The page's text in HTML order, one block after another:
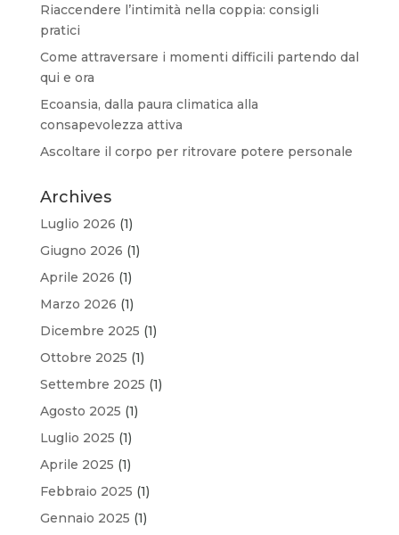
Riaccendere l’intimità nella coppia: consigli
pratici
Come attraversare i momenti difficili partendo dal
qui e ora
Ecoansia, dalla paura climatica alla
consapevolezza attiva
Ascoltare il corpo per ritrovare potere personale
Archives
Luglio 2026 (1)
Giugno 2026 (1)
Aprile 2026 (1)
Marzo 2026 (1)
Dicembre 2025 (1)
Ottobre 2025 (1)
Settembre 2025 (1)
Agosto 2025 (1)
Luglio 2025 (1)
Aprile 2025 (1)
Febbraio 2025 (1)
Gennaio 2025 (1)